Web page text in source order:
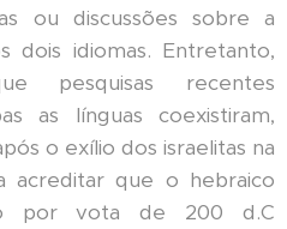
ou discussões sobre a
dois idiomas. Entretanto,
pesquisas recentes
as línguas coexistiram,
o exílio dos israelitas na
acreditar que o hebraico
por vota de 200 d.C